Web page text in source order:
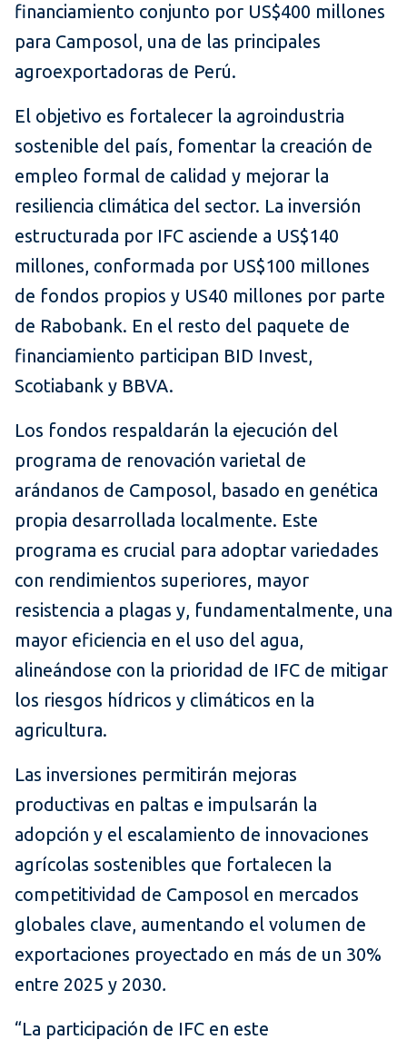
financiamiento conjunto por US$400 millones
para Camposol, una de las principales
agroexportadoras de Perú.
El objetivo es fortalecer la agroindustria
sostenible del país, fomentar la creación de
empleo formal de calidad y mejorar la
resiliencia climática del sector. La inversión
estructurada por IFC asciende a US$140
millones, conformada por US$100 millones
de fondos propios y US40 millones por parte
de Rabobank. En el resto del paquete de
financiamiento participan BID Invest,
Scotiabank y BBVA.
Los fondos respaldarán la ejecución del
programa de renovación varietal de
arándanos de Camposol, basado en genética
propia desarrollada localmente. Este
programa es crucial para adoptar variedades
con rendimientos superiores, mayor
resistencia a plagas y, fundamentalmente, una
mayor eficiencia en el uso del agua,
alineándose con la prioridad de IFC de mitigar
los riesgos hídricos y climáticos en la
agricultura.
Las inversiones permitirán mejoras
productivas en paltas e impulsarán la
adopción y el escalamiento de innovaciones
agrícolas sostenibles que fortalecen la
competitividad de Camposol en mercados
globales clave, aumentando el volumen de
exportaciones proyectado en más de un 30%
entre 2025 y 2030.
“La participación de IFC en este